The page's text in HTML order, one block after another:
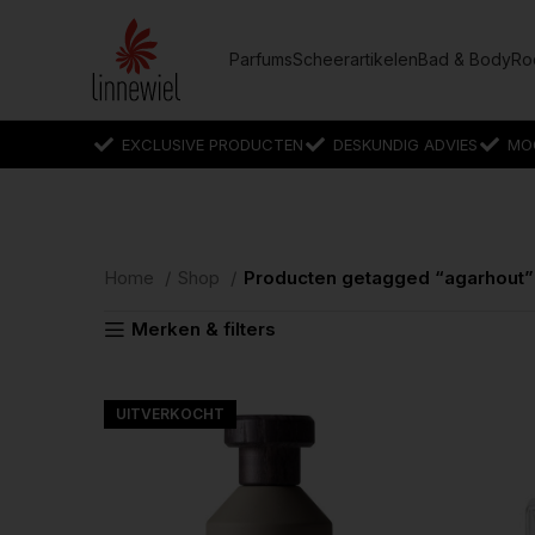
ParfumsScheerartikelenBad & Body
EXCLUSIVE PRODUCTEN DESKUNDIG ADVIES
Home Shop Producten getagged “agarhout”
Merken & filters
UITVERKOCHT